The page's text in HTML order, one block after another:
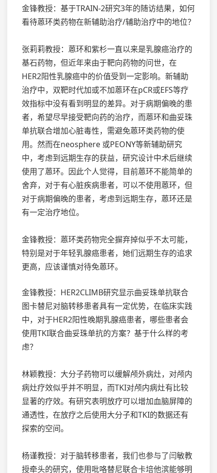
金锋教授：基于TRAIN-2研究3年的随访结果，如何
看待蒽环类药物在新辅助治疗/辅助治疗中的地位？
张莉莉教授：蒽环和紫杉一直以来是乳腺癌治疗的
基石药物，但近年来由于靶向药物的问世，在
HER2阳性乳腺癌中的价值受到一定影响。新辅助
治疗中，双靶时代加或不加蒽环在pCR或EFS等疗
效指标中没有看到明显的差异。对于病期偏晚的患
者，希望尽早接受靶向药的治疗，而蒽环和曲妥珠
单抗联合增加心脏毒性，需避免蒽环类药物的使
用。然而在neosphere 或PEONY等新辅助研究
中，考虑到远期生存的获益，研究设计中术后继续
使用了蒽环。因此个人觉得，目前蒽环不能简单的
舍弃，对于有心脏疾病患者，可以不使用蒽环，但
对于病期偏晚的患者，考虑到远期生存，蒽环还是
有一定治疗地位。
金锋教授：蒽环类药物完全摒弃掉似乎不太可能，
特别是对于年轻乳腺癌患者，她们远期生存的追求
更高，应该谨慎对待免蒽环。
金锋教授：HER2CLIMB研究显示曲妥珠单抗联合
图卡替尼对脑转移患者具有一定优势，在临床实践
中，对于HER2阳性晚期乳腺癌患者，哪些患者会
使用TKI联合曲妥珠单抗的方案？基于什么样的考
虑？
林颖教授：大分子药物可以缓解颅外病灶，对颅内
病灶疗效似乎并不明显，而TKI对颅内病灶有比较
显著的疗效。有研究表明放疗可以增加血脑屏障的
通透性，在放疗之后使用大分子和TKI的数据还有
探索的空间。
杨谨教授：对于脑转移患者，我们也参与了闫敏教
授牵头的研究，使用吡咯替尼联合卡培他滨能够明